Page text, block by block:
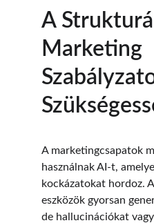
A
Marketing
A marketingcsapatok
használnak AI-t,
kockázatokat hordoz.
eszközök gyorsan
de hallucinációkat